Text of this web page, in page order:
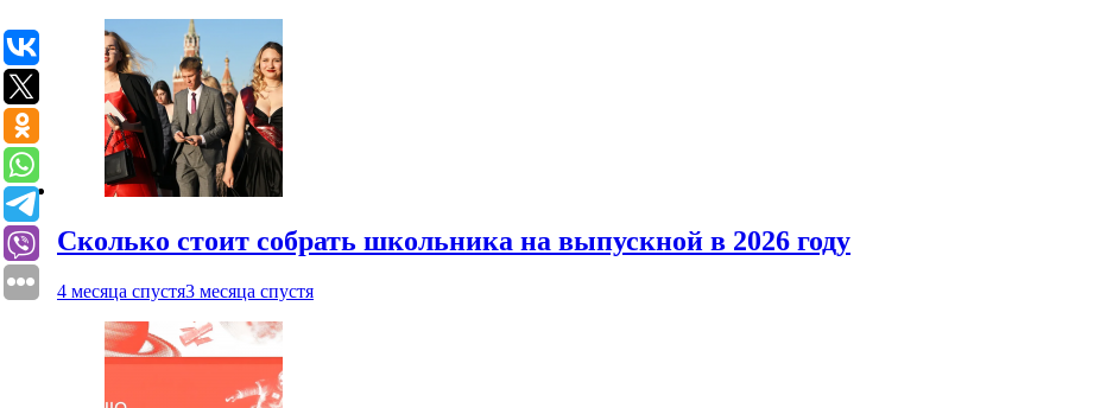
Сколько стоит собрать школьника на выпускной в 2026 году
4 месяца спустя3 месяца спустя